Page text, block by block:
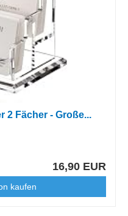
2 Fächer - Große...
16,90 EUR
kaufen